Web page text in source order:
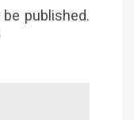
published.